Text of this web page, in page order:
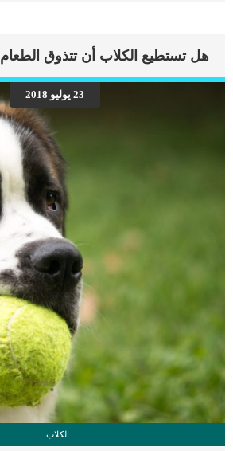
السمية, او قيام القط بتناول الدواء بدافع الفضول.
القطط “العلاج الافضل” الاسباب الكامنة خلف تسمم
التسمم الكلوي عن طريق إعطاء أدوية والتي تتداخل مع
تسبب خللًا أنبوبيًا في الكلى. إذا
23 يوليو 2018
الكلاب